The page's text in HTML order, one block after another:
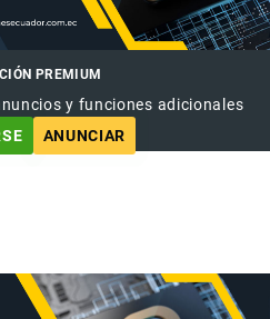
PREMIUM
y funciones adicionales
ANUNCIAR